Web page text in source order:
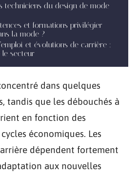
techniciens du design de mode
et formations privilégier
la mode ?
et évolutions de carrière :
secteur
dans quelques
tandis que les débouchés à
en fonction des
économiques. Les
dépendent fortement
aux nouvelles